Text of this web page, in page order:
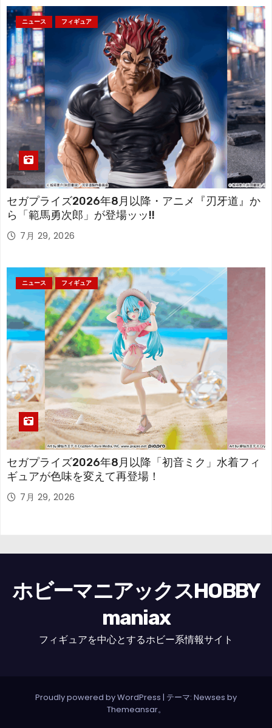
ニュース フィギュア
セガプライズ2026年8月以降・アニメ『刃牙道』か
ら「範馬勇次郎」が登場ッッ!!
7月 29, 2026
ニュース フィギュア
セガプライズ2026年8月以降「初音ミク」水着フィ
ギュアが色味を変えて再登場！
7月 29, 2026
ホビーマニアックスHOBBY
maniax
フィギュアを中心とするホビー系情報サイト
Proudly powered by WordPress | テーマ: Newses by
Themeansar。